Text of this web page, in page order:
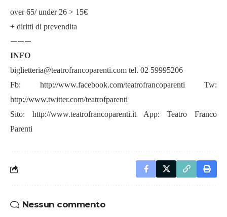
over 65/ under 26 > 15€
+ diritti di prevendita
———
INFO
biglietteria@teatrofrancoparenti.com tel. 02 59995206
Fb: http://www.facebook.com/teatrofrancoparenti Tw:
http://www.twitter.com/teatrofparenti
Sito: http://www.teatrofrancoparenti.itApp: Teatro Franco
Parenti
Nessun commento